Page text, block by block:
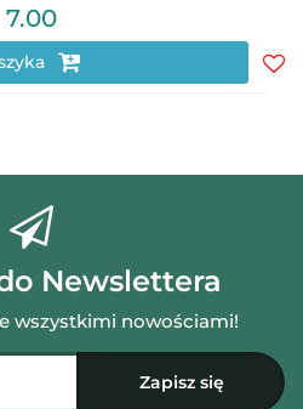
7.00
Newslettera
wszystkimi nowościami!